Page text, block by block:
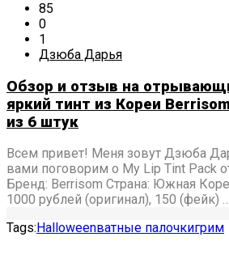
85
0
1
Дзюба Дарья
Обзор и отзыв на
яркий тинт из Кореи
из 6 штук
Всем привет! Меня зовут Дзюба
вами поговорим о My Lip Tint Pack
Бренд: Berrisom Страна: Южная
1000 рублей (оригинал), 150 (фейк) …
Tags: Halloweenватные палочкигрим